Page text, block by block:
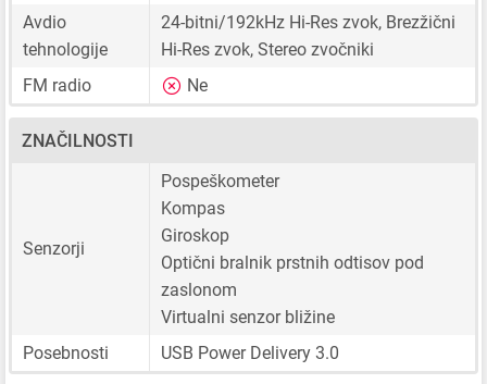
Avdio
tehnologije
24-bitni/192kHz Hi-Res zvok, Brezžični
Hi-Res zvok, Stereo zvočniki
FM radio
Ne
ZNAČILNOSTI
Senzorji
Pospeškometer
Kompas
Giroskop
Optični bralnik prstnih odtisov pod
zaslonom
Virtualni senzor bližine
Posebnosti
USB Power Delivery 3.0